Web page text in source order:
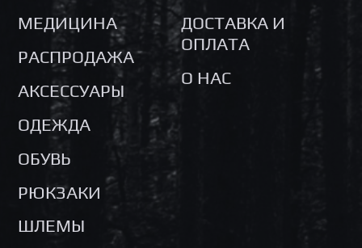
МЕДИЦИНА
РАСПРОДАЖА
АКСЕССУАРЫ
ОДЕЖДА
ОБУВЬ
РЮКЗАКИ
ШЛЕМЫ
ДОСТАВКА И
ОПЛАТА
О НАС